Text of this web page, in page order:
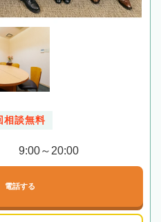
相談無料
9:00～20:00
電話する